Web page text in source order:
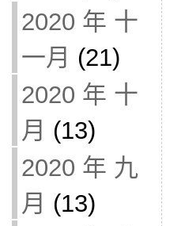
2020 年 十
一月 (21)
2020 年 十
月 (13)
2020 年 九
月 (13)